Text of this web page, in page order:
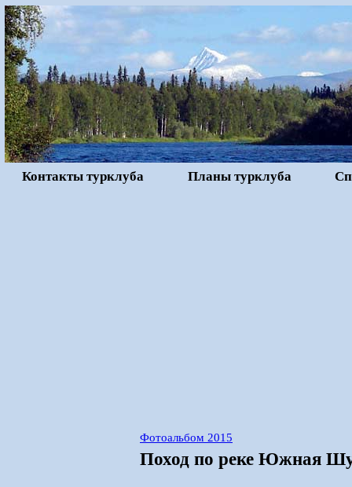
Контакты турклуба Планы турклуба
Фотоальбом 2015
Поход по реке Южная